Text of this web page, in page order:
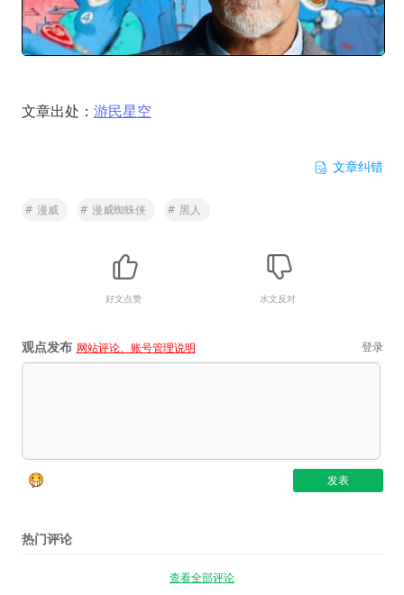
文章出处： 游民星空
文章纠错
# 漫威 # 漫威蜘蛛侠 # 黑人
好文点赞 水文反对
观点发布 网站评论、账号管理说明 登录
热门评论
查看全部评论